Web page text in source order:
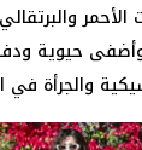
الأحمر
حيوية
والجرأة في